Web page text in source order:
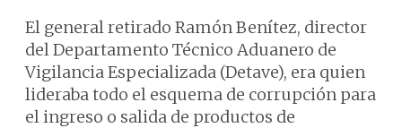
El general retirado Ramón Benítez, director
del Departamento Técnico Aduanero de
Vigilancia Especializada (Detave), era quien
lideraba todo el esquema de corrupción para
el ingreso o salida de productos de